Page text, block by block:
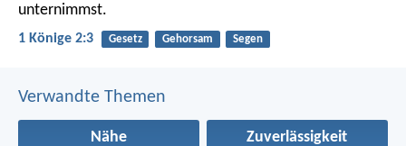
unternimmst.
1 Könige 2:3 Gesetz Gehorsam Segen
Verwandte Themen
Nähe Zuverlässigkeit